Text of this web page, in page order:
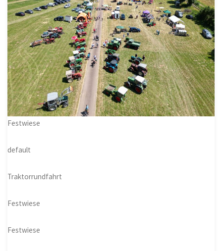
Festwiese
default
Traktorrundfahrt
Festwiese
Festwiese